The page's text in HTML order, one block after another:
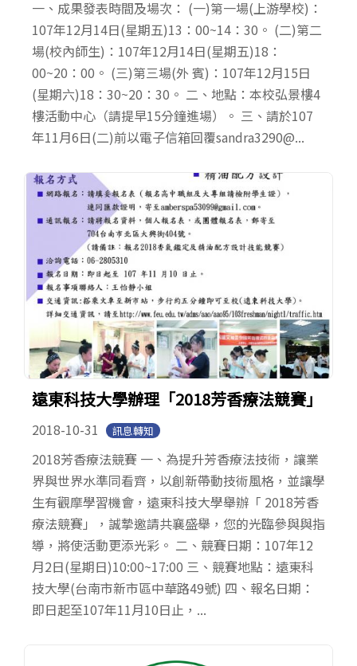
一、成果發表時間及場次： (一)第一場(上游學校)：
107年12月14日(星期五)13：00~14：30。 (二)第二
場(校內師生)：107年12月14日(星期五)18：
00~20：00。 (三)第三場(外 賓)：107年12月15日
(星期六)18：30~20：30。 二、地點：本校弘景樓4
樓活動中心（請提早15分鐘進場）。 三、請於107
年11月6日(二)前以電子信箱回覆sandra3290@...
遠東科技大學辦理「2018芳香療法競賽」
2018-10-31 訊息轉知
2018芳香療法競賽 一、為提升芳香療法技術，讓業
界與世界水準同看齊，以創新帶動技術風格，並讓學
生有觀摩學習機會，遠東科技大學舉辦「 2018芳香
療法競賽」，誠摯邀請共襄盛舉，您的光臨參與與指
導，將使活動更添光彩。 二、競賽日期：107年12
月2日(星期日)10:00~17:00 三、競賽地點：遠東科
技大學(台南市新市區中華路49號) 四、報名日期：
即日起至107年11月10日止，...